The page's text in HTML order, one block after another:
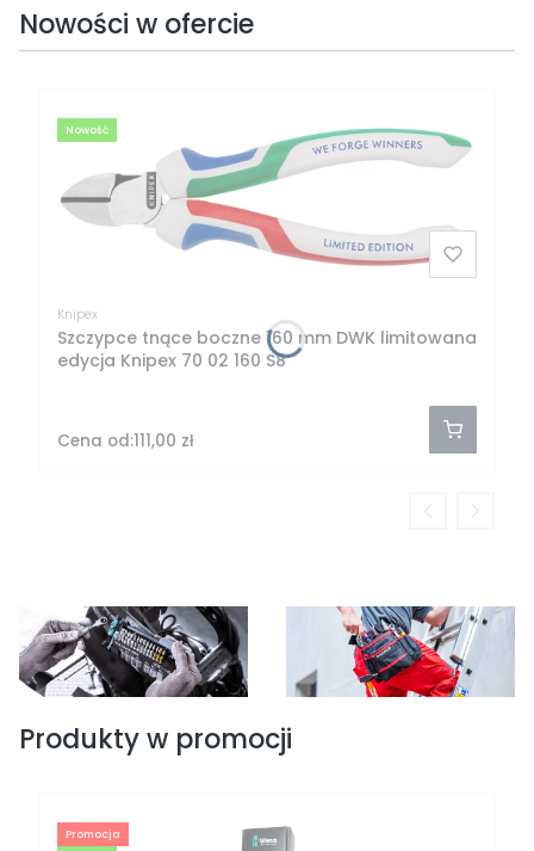
Nowości w ofercie
Nowość
Knipex
Szczypce tnące boczne 160 mm DWK limitowana
edycja Knipex 70 02 160 S8
Cena od:111,00 zł
Produkty w promocji
Promocja